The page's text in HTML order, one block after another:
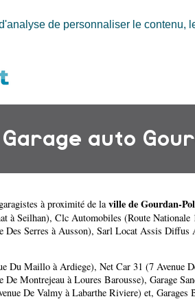
de personnaliser le contenu,
Garage auto
à proximité de laville de Gourdan-
à Seilhan), Clc Automobiles (Route Nationale
Serres à Ausson), Sarl Locat Assis Diffus
Du Maillo à Ardiege), Net Car 31 (7 Avenue
De Montrejeau à Loures Barousse), Garage
De Valmy à Labarthe Riviere) et, Garages